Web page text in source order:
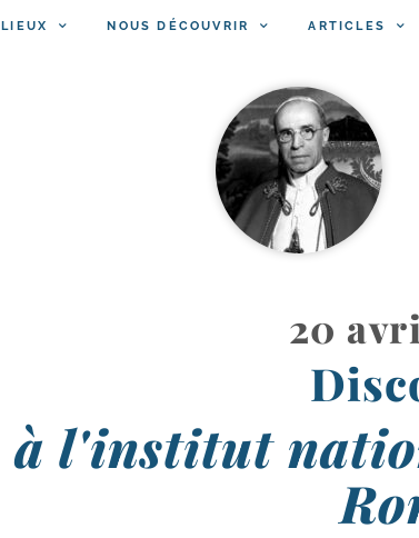
LIEUX NOUS DÉCOUVRIR ARTICLES
20
à l'institut